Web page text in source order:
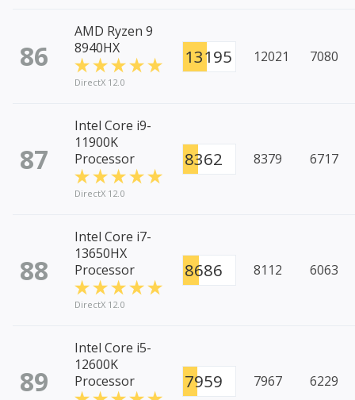
86
AMD Ryzen 9
8940HX
DirectX 12.0
13195 12021 7080
87
Intel Core i9-
11900K
Processor
DirectX 12.0
8362 8379 6717
88
Intel Core i7-
13650HX
Processor
DirectX 12.0
8686 8112 6063
89
Intel Core i5-
12600K
Processor
7959 7967 6229